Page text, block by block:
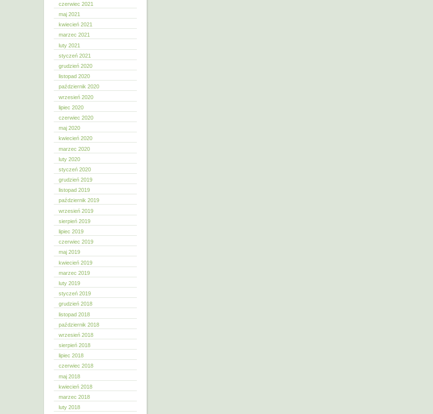
czerwiec 2021
maj 2021
kwiecień 2021
marzec 2021
luty 2021
styczeń 2021
grudzień 2020
listopad 2020
październik 2020
wrzesień 2020
lipiec 2020
czerwiec 2020
maj 2020
kwiecień 2020
marzec 2020
luty 2020
styczeń 2020
grudzień 2019
listopad 2019
październik 2019
wrzesień 2019
sierpień 2019
lipiec 2019
czerwiec 2019
maj 2019
kwiecień 2019
marzec 2019
luty 2019
styczeń 2019
grudzień 2018
listopad 2018
październik 2018
wrzesień 2018
sierpień 2018
lipiec 2018
czerwiec 2018
maj 2018
kwiecień 2018
marzec 2018
luty 2018